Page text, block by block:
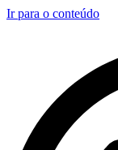
Ir para o conteúdo